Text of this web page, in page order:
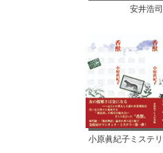
安井浩
小原眞紀子ミステ